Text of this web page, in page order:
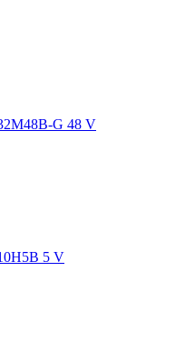
G 48 V
5 V